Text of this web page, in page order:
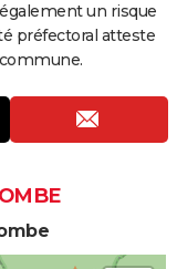
un risque
préfectoral atteste